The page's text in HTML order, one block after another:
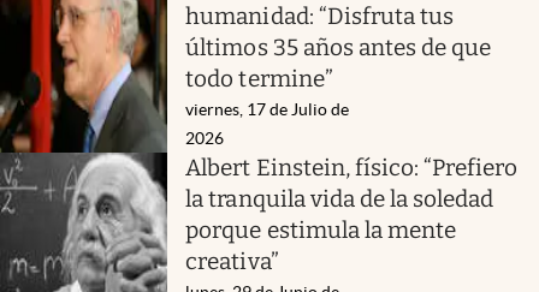
humanidad: “Disfruta tus
últimos 35 años antes de que
todo termine”
viernes, 17 de Julio de
2026
Albert Einstein, físico: “Prefiero
la tranquila vida de la soledad
porque estimula la mente
creativa”